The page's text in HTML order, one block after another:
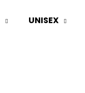
UNISEX